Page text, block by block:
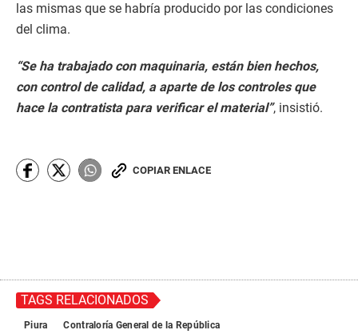
las mismas que se habría producido por las condiciones
del clima.
“Se ha trabajado con maquinaria, están bien hechos,
con control de calidad, a aparte de los controles que
hace la contratista para verificar el material”, insistió.
COPIAR ENLACE
TAGS RELACIONADOS
Piura Contraloría General de la República